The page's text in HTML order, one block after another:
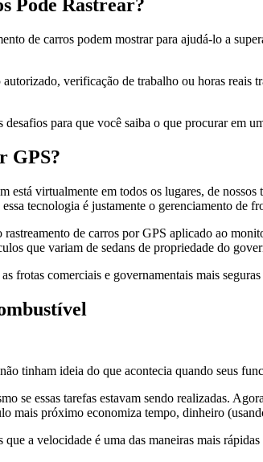
Pode Rastrear?
de carros podem mostrar para ajudá-lo a
verificação de trabalho ou horas reais
para que você saiba o que procurar em
GPS?
virtualmente em todos os lugares, de nossos
tecnologia é justamente o gerenciamento de
de carros por GPS aplicado ao
que variam de sedans de propriedade do
frotas comerciais e governamentais mais
tinham ideia do que acontecia quando seus
se essas tarefas estavam sendo realizadas.
mais próximo economiza tempo, dinheiro
a velocidade é uma das maneiras mais